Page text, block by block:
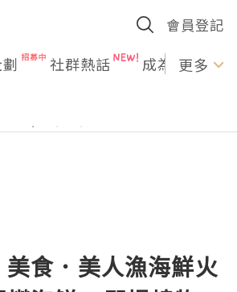
會員登記
社群熱話 成為U更多
美食．美人漁海鮮火